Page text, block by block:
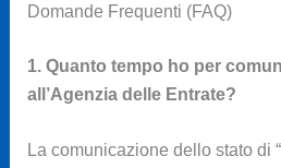
Domande Frequenti (FAQ)
1. Quanto tempo ho per
all’Agenzia delle Entrate?
La comunicazione dello stato di